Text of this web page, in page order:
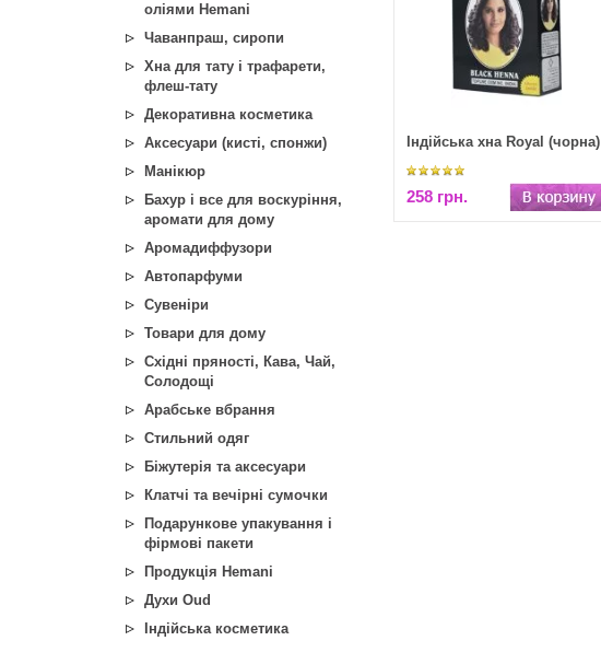
оліями Hemani
Чаванпраш, сиропи
Хна для тату і трафарети,
флеш-тату
Декоративна косметика
Аксесуари (кисті, спонжи)
Манікюр
Бахур і все для воскуріння,
аромати для дому
Аромадиффузори
Автопарфуми
Сувеніри
Товари для дому
Східні пряності, Кава, Чай,
Солодощі
Арабське вбрання
Стильний одяг
Біжутерія та аксесуари
Клатчі та вечірні сумочки
Подарункове упакування і
фірмові пакети
Продукція Hemani
Духи Oud
Індійська косметика
Індійська хна Royal (чорна)
258 грн.